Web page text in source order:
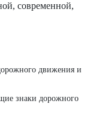
современной,
движения и
знаки дорожного